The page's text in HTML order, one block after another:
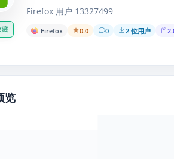
藏
Firefox 用户 13327499
Firefox 0.0 0 2 位用户
览